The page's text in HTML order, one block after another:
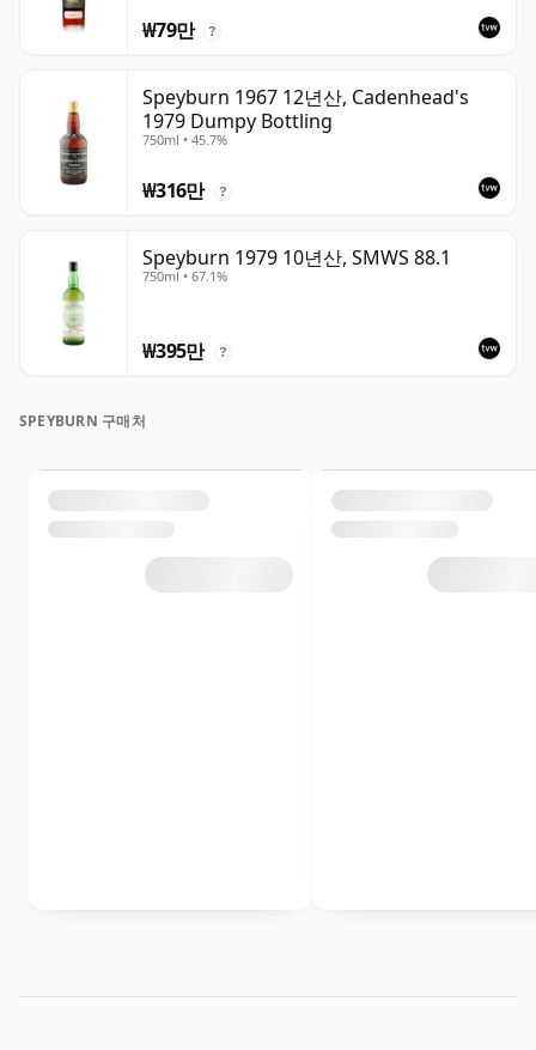
₩79만 ?
Speyburn 1967 12년산, Cadenhead's
1979 Dumpy Bottling
750ml • 45.7%
₩316만 ?
Speyburn 1979 10년산, SMWS 88.1
750ml • 67.1%
₩395만 ?
SPEYBURN 구매처